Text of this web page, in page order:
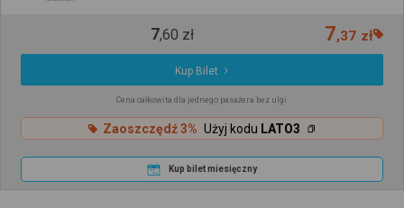
7,60 zł 7,37 zł
Kup Bilet
Cena całkowita dla jednego pasażera bez ulgi
Zaoszczędź 3% Użyj kodu LATO3
Kup bilet miesięczny